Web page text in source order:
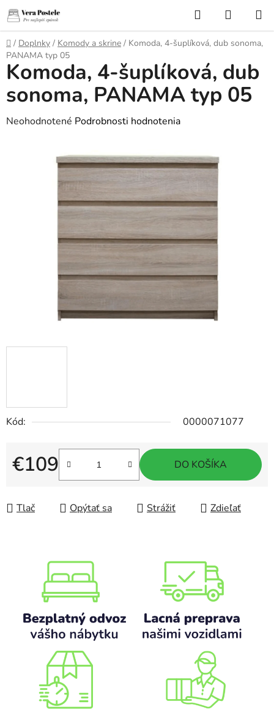
Prejsť
na
obsah
Hľadať
KOŠÍK
Domov
/ Doplnky / Komody a skrine / Komoda, 4-šuplíková, dub sonoma,
PANAMA typ 05
Kód: 0000071077
€109
Jednotková cena:
DO KOŠÍKA
Tlač Opýtať sa Strážiť Zdieľať
Komoda, 4-šuplíková, dub
sonoma, PANAMA typ 05
Priemerné
Neohodnotené Podrobnosti hodnotenia